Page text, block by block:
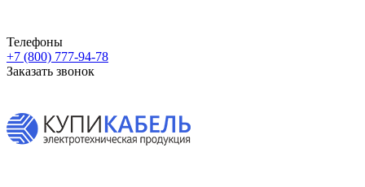
Телефоны
+7 (800) 777-94-78
Заказать звонок